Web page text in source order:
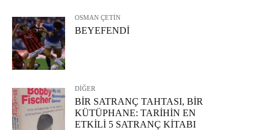
OSMAN ÇETİN
BEYEFENDİ
DİĞER
BİR SATRANÇ TAHTASI, BİR
KÜTÜPHANE: TARİHİN EN
ETKİLİ 5 SATRANÇ KİTABI